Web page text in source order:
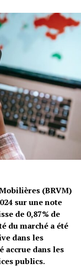
(BRVM)
sur une note
de 0,87% de
du marché a été
dans les
accrue dans les
publics.